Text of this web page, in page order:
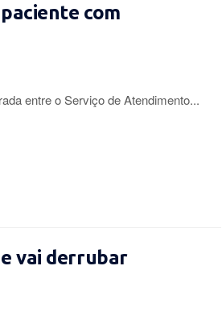
com
entre o Serviço de Atendimento...
vai derrubar